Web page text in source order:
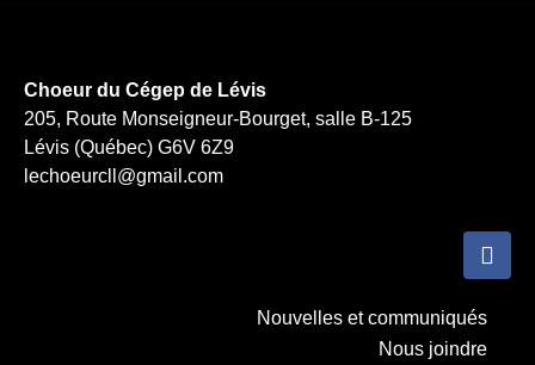
Choeur du Cégep de Lévis
205, Route Monseigneur-Bourget, salle B-125
Lévis (Québec) G6V 6Z9
lechoeurcll@gmail.com
Nouvelles et communiqués
Nous joindre